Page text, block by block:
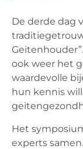
De derde dag
ook weer het
waardevolle
hun kennis
Het
experts samen.